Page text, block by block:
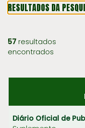
RESULTADOS DA
57 resultados
encontrados